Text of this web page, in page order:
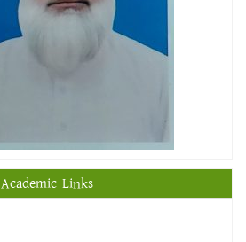
Academic Links